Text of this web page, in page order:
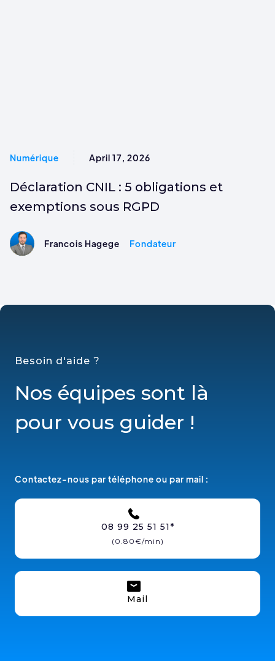
Numérique April 17, 2026
Déclaration CNIL : 5 obligations et
exemptions sous RGPD
Francois Hagege Fondateur
Besoin d'aide ?
Nos équipes sont là
pour vous guider !
Contactez-nous par téléphone ou par mail :
08 99 25 51 51*
(0.80€/min)
Mail